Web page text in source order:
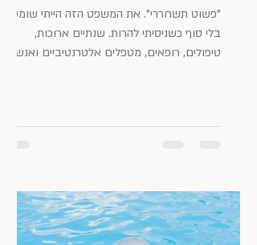
"פשוט תשחררי". את המשפט הזה הייתי שומעת
בלי סוף כשניסיתי להרות. שנתיים ארוכות,
טיפולים, רופאים, מטפלים אלטרנטיביים ואנשים